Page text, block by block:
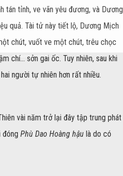
tán tỉnh, ve vãn yêu đương, và Dương
quả. Tài tử này tiết lộ, Dương Mịch
chút, vuốt ve một chút, trêu chọc
chí... sởn gai ốc. Tuy nhiên, sau khi
người tự nhiên hơn rất nhiều.
vài năm trở lại đây tập trung phát
đóng Phù Dao Hoàng hậu là do có
Powered by netcore.vn